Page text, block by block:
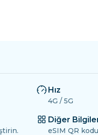
Hız
4G / 5G
Diğer
eSIM QR